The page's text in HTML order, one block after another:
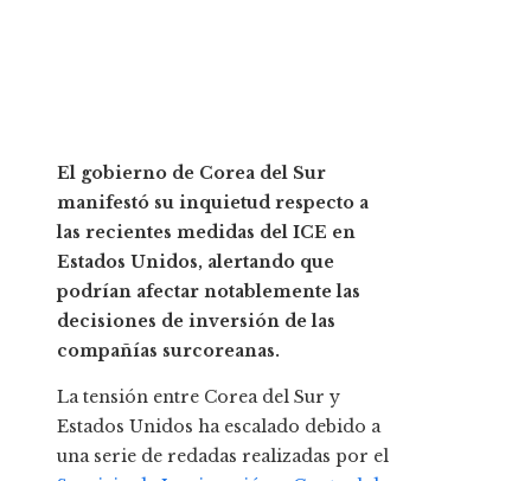
El gobierno de Corea del Sur
manifestó su inquietud respecto a
las recientes medidas del ICE en
Estados Unidos, alertando que
podrían afectar notablemente las
decisiones de inversión de las
compañías surcoreanas.
La tensión entre Corea del Sur y
Estados Unidos ha escalado debido a
una serie de redadas realizadas por el